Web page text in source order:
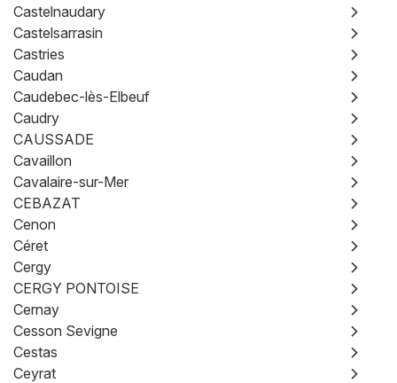
Castelnaudary
Castelsarrasin
Castries
Caudan
Caudebec-lès-Elbeuf
Caudry
CAUSSADE
Cavaillon
Cavalaire-sur-Mer
CEBAZAT
Cenon
Céret
Cergy
CERGY PONTOISE
Cernay
Cesson Sevigne
Cestas
Ceyrat